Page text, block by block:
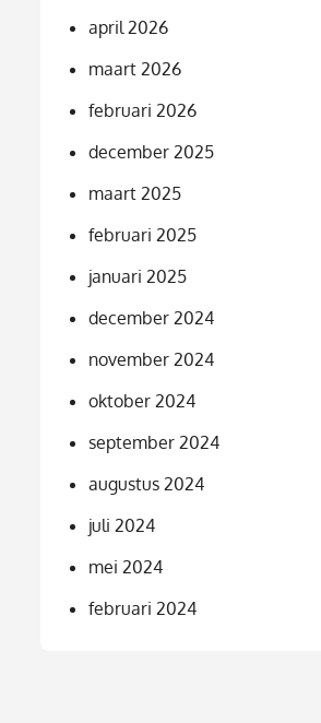
april 2026
maart 2026
februari 2026
december 2025
maart 2025
februari 2025
januari 2025
december 2024
november 2024
oktober 2024
september 2024
augustus 2024
juli 2024
mei 2024
februari 2024